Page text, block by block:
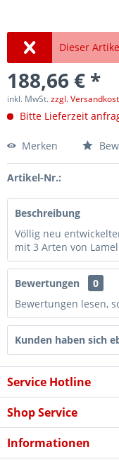
Dieser
188,66 € *
inkl. MwSt.zzgl.
Bitte Lieferzeit
Merken
Artikel-Nr.:
Beschreibung
Völlig neu
mit 3 Arten von
Bewertungen
0
Bewertungen lesen,
Kunden haben sich
Service Hotline
Shop Service
Informationen